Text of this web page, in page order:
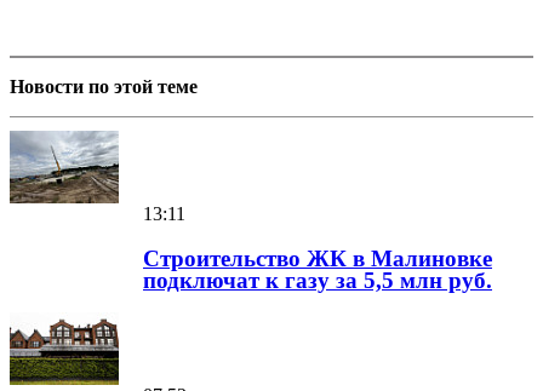
Новости по этой теме
13:11
Строительство ЖК в Малиновке
подключат к газу за 5,5 млн руб.